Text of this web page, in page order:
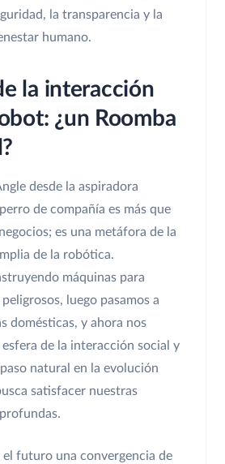
la transparencia y la
humano.
la interacción
¿un Roomba
desde la aspiradora
de compañía es más que
es una metáfora de la
de la robótica.
máquinas para
luego pasamos a
domésticas, y ahora nos
de la interacción social y
natural en la evolución
satisfacer nuestras
el futuro una convergencia de